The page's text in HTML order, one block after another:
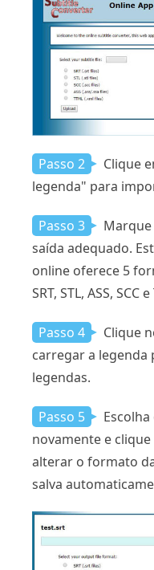
Passo 2
Clique
legenda" para
Passo 3
saída adequado.
online oferece 5
SRT, STL, ASS, SCC
Passo 4
Clique
carregar a legenda
legendas.
Passo 5
novamente e
alterar o formato
salva